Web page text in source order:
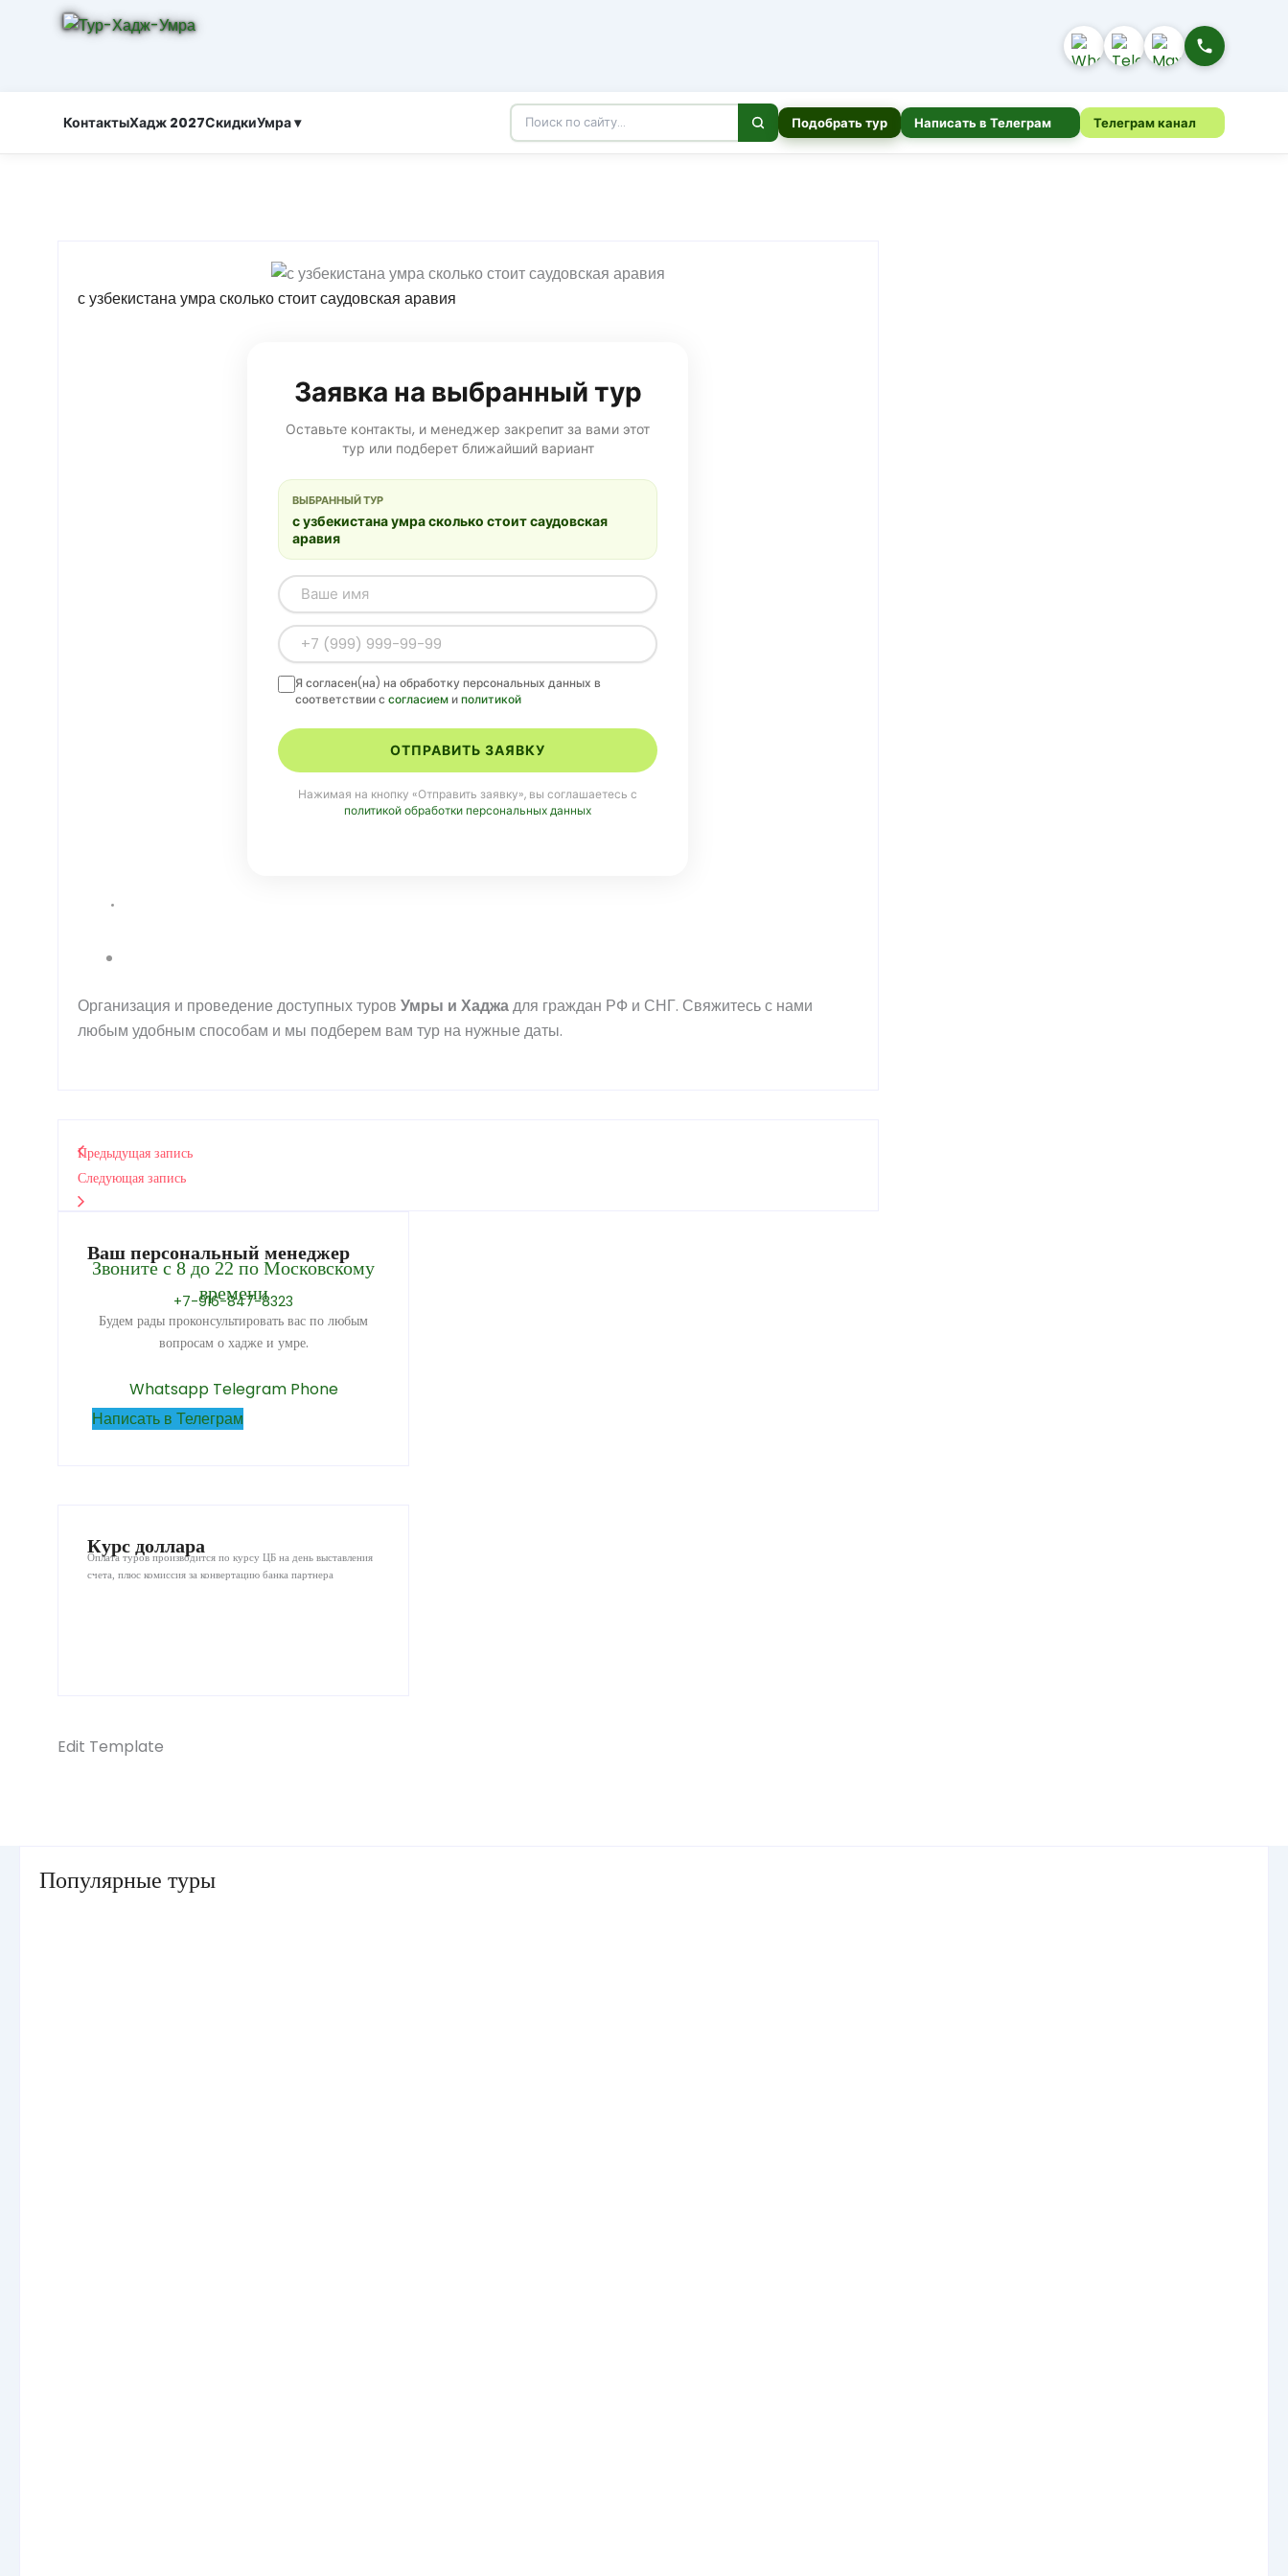
КонтактыХадж 2027СкидкиУмра ▾ Подобрать тур Написать в Телеграм Телеграм канал
с узбекистана умра сколько стоит саудовская аравия
Заявка на выбранный тур
Оставьте контакты, и менеджер закрепит за вами этот
тур или подберет ближайший вариант
ВЫБРАННЫЙ ТУР
с узбекистана умра сколько стоит саудовская
аравия
Я согласен(на) на обработку персональных данных в
соответствии ссогласиемиполитикой
ОТПРАВИТЬ ЗАЯВКУ
Нажимая на кнопку «Отправить заявку», вы соглашаетесь с
политикой обработки персональных данных
Организация и проведение доступных туров Умры и Хаджадля граждан РФ и СНГ. Свяжитесь с нами
любым удобным способам и мы подберем вам тур на нужные даты.
Предыдущая запись
Следующая запись
Ваш персональный менеджер
Звоните с 8 до 22 по Московскому
времени
+7-916-847-8323
Будем рады проконсультировать вас по любым
вопросам о хадже и умре.
Whatsapp Telegram Phone
Написать в Телеграм
Курс доллара
Оплата туров производится по курсу ЦБ на день выставления
счета, плюс комиссия за конвертацию банка партнера
Edit Template
Популярные туры